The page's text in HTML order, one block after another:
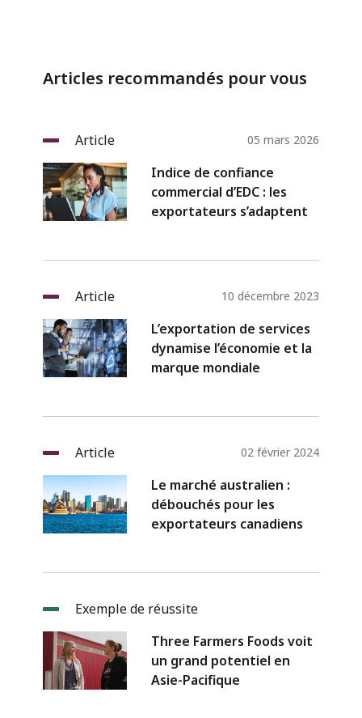
Articles recommandés pour vous
Article 05 mars 2026
Indice de confiance
commercial d’EDC : les
exportateurs s’adaptent
Article 10 décembre 2023
L’exportation de services
dynamise l’économie et la
marque mondiale
Article 02 février 2024
Le marché australien :
débouchés pour les
exportateurs canadiens
Exemple de réussite
Three Farmers Foods voit
un grand potentiel en
Asie-Pacifique